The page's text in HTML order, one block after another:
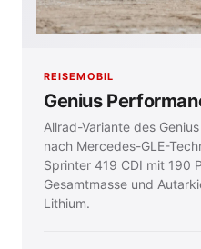
REISEMOBIL
Genius
Allrad-Variante des
nach Mercedes-GLE-
Sprinter 419 CDI mit 190
Gesamtmasse und
Lithium.